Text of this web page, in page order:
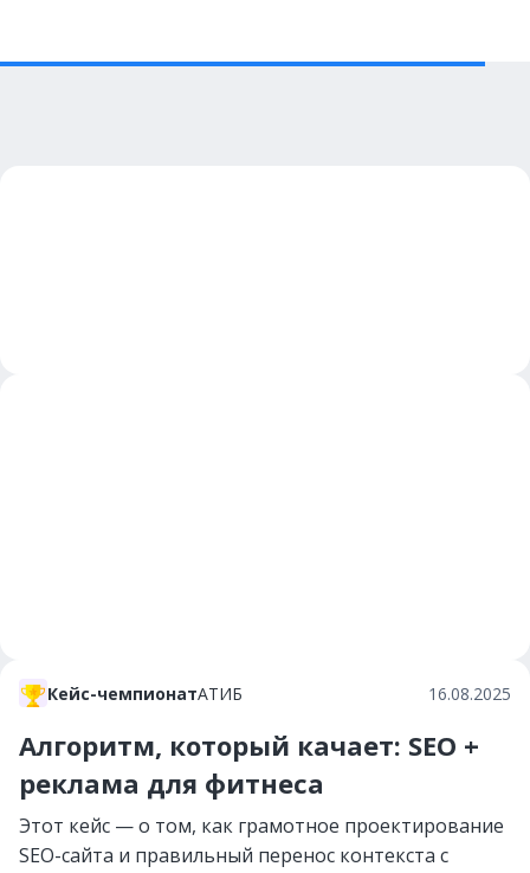
Кейс-чемпионатАТИБ 16.08.2025
Алгоритм, который качает: SEO +
реклама для фитнеса
Этот кейс — о том, как грамотное проектирование
SEO-сайта и правильный перенос контекста с